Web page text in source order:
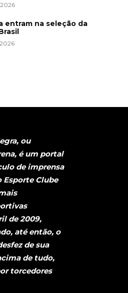
entram na seleção da
ou
é um portal
de imprensa
Esporte Clube
de 2009,
até então, o
de sua
de tudo,
torcedores